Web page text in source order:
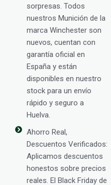
sorpresas. Todos
nuestros Munición de la
marca Winchester son
nuevos, cuentan con
garantía oficial en
España y están
disponibles en nuestro
stock para un envío
rápido y seguro a
Huelva.
Ahorro Real,
Descuentos Verificados:
Aplicamos descuentos
honestos sobre precios
reales. El Black Friday de